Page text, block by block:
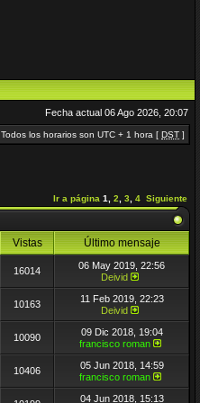
Fecha actual 06 Ago 2026, 20:07
Todos los horarios son UTC + 1 hora [ DST ]
Ir a página 1 2 3 4 Siguiente
Vistas Último mensaje
16014
06 May 2019, 22:56
Deivid
10163
11 Feb 2019, 22:23
Deivid
10090
09 Dic 2018, 19:04
francisco roman
10406
05 Jun 2018, 14:59
francisco roman
04 Jun 2018, 15:13